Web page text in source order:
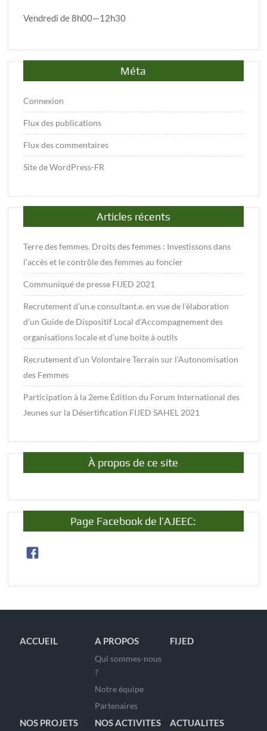
Vendredi de 8h00—12h30
Méta
Connexion
Flux des publications
Flux des commentaires
Site de WordPress-FR
Articles récents
Terre des femmes. Droits des femmes : Investissons dans
l’accès et le contrôle des femmes au foncier
Communiqué de presse FIJED 2021
Recrutement d’un.e consultant.e. en vue de l’élaboration
d’un Guide de Dispositif Local d’Accompagnement des
organisations locale et d’une boite à outils
Recrutement d’un Volontaire Terrain sur l’Autonomisation
des Femmes
Participation à la 2eme Édition du Forum International des
Jeunes sur la Désertification FIJED SAHEL 2021
À propos de ce site
Page Facebook de l’AJEEC:
ACCUEIL A PROPOS
Qui sommes-nous
?
Notre équipe
Partenaires
FIJED
NOS PROJETS NOS ACTIVITES ACTUALITES